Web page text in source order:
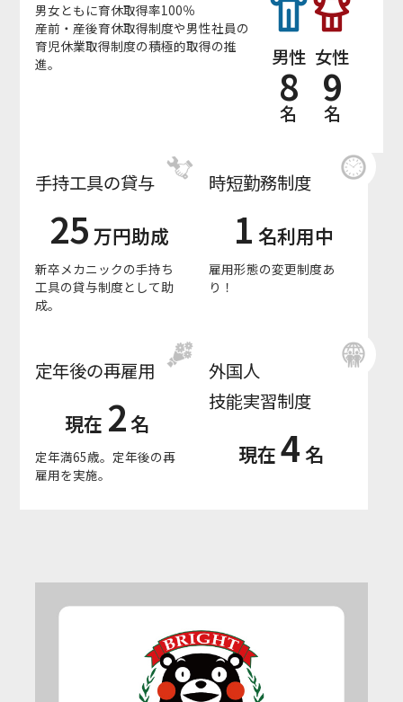
男女ともに育休取得率100％
産前・産後育休取得制度や男性社員の
育児休業取得制度の積極的取得の推
進。
男性
8
名
女性
9
名
手持工具の貸与
25 万円助成
新卒メカニックの手持ち
工具の貸与制度として助
成。
時短勤務制度
1 名利用中
雇用形態の変更制度あ
り！
定年後の再雇用
現在 2名
定年満65歳。定年後の再
雇用を実施。
外国人
技能実習制度
現在 4 名